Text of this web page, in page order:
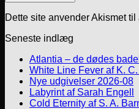
Dette site anvender Akismet
Seneste indlæg
Atlantia – de dødes
White Line Fever af K.
Nye udgivelser 2026-08
Labyrint af Sarah Engell
Cold Eternity af S. A.